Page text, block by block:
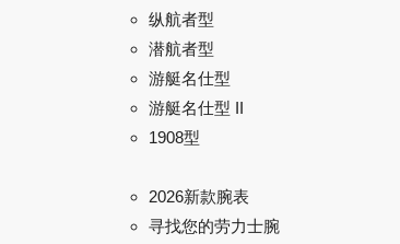
纵航者型
潜航者型
游艇名仕型
游艇名仕型 II
1908型
2026新款腕表
寻找您的劳力士腕